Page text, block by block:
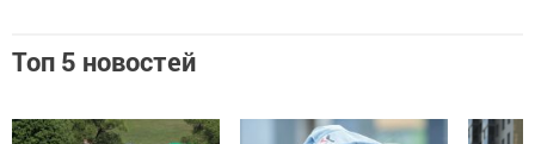
Топ 5 новостей